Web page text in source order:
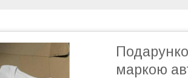
маркою